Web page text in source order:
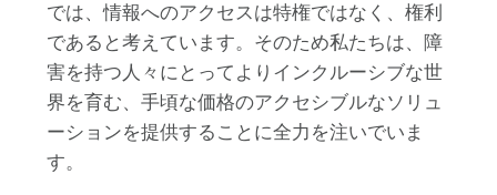
では、情報へのアクセスは特権ではなく、権利
であると考えています。そのため私たちは、障
害を持つ人々にとってよりインクルーシブな世
界を育む、手頃な価格のアクセシブルなソリュ
ーションを提供することに全力を注いでいま
す。